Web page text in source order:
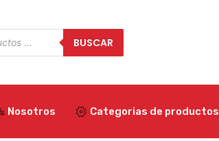
BUSCAR
Nosotros Categorias de productos